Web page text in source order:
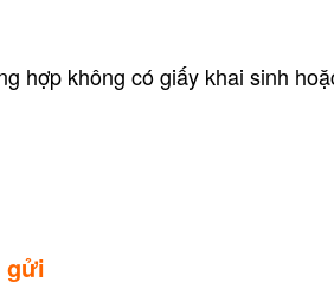
hợp không có giấy khai sinh
gửi